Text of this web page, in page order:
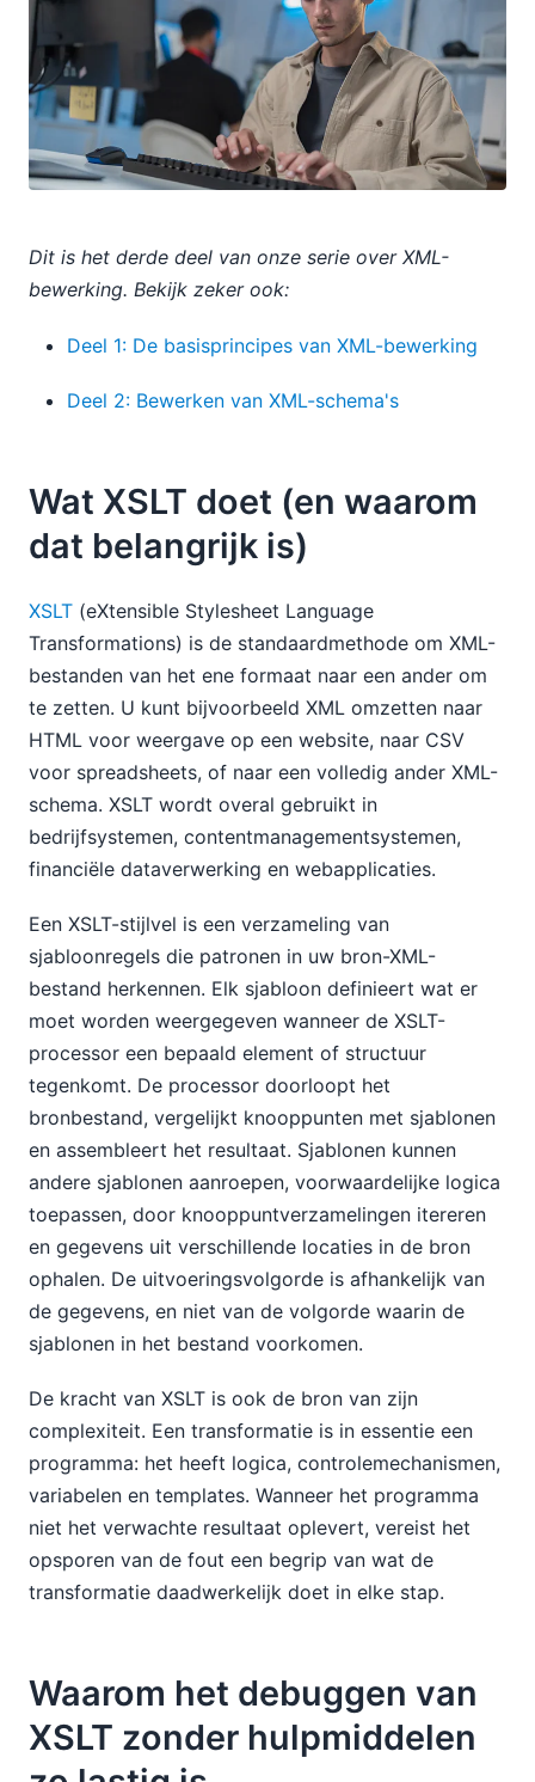
Dit is het derde deel van onze serie over XML-
bewerking. Bekijk zeker ook:
Deel 1: De basisprincipes van XML-bewerking
Deel 2: Bewerken van XML-schema's
Wat XSLT doet (en waarom
dat belangrijk is)
XSLT (eXtensible Stylesheet Language
Transformations) is de standaardmethode om XML-
bestanden van het ene formaat naar een ander om
te zetten. U kunt bijvoorbeeld XML omzetten naar
HTML voor weergave op een website, naar CSV
voor spreadsheets, of naar een volledig ander XML-
schema. XSLT wordt overal gebruikt in
bedrijfsystemen, contentmanagementsystemen,
financiële dataverwerking en webapplicaties.
Een XSLT-stijlvel is een verzameling van
sjabloonregels die patronen in uw bron-XML-
bestand herkennen. Elk sjabloon definieert wat er
moet worden weergegeven wanneer de XSLT-
processor een bepaald element of structuur
tegenkomt. De processor doorloopt het
bronbestand, vergelijkt knooppunten met sjablonen
en assembleert het resultaat. Sjablonen kunnen
andere sjablonen aanroepen, voorwaardelijke logica
toepassen, door knooppuntverzamelingen itereren
en gegevens uit verschillende locaties in de bron
ophalen. De uitvoeringsvolgorde is afhankelijk van
de gegevens, en niet van de volgorde waarin de
sjablonen in het bestand voorkomen.
De kracht van XSLT is ook de bron van zijn
complexiteit. Een transformatie is in essentie een
programma: het heeft logica, controlemechanismen,
variabelen en templates. Wanneer het programma
niet het verwachte resultaat oplevert, vereist het
opsporen van de fout een begrip van wat de
transformatie daadwerkelijk doet in elke stap.
Waarom het debuggen van
XSLT zonder hulpmiddelen